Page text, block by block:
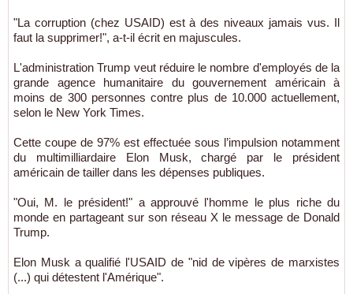
"La corruption (chez USAID) est à des niveaux jamais vus. Il
faut la supprimer!", a-t-il écrit en majuscules.
L'administration Trump veut réduire le nombre d'employés de la
grande agence humanitaire du gouvernement américain à
moins de 300 personnes contre plus de 10.000 actuellement,
selon le New York Times.
Cette coupe de 97% est effectuée sous l’impulsion notamment
du multimilliardaire Elon Musk, chargé par le président
américain de tailler dans les dépenses publiques.
"Oui, M. le président!" a approuvé l'homme le plus riche du
monde en partageant sur son réseau X le message de Donald
Trump.
Elon Musk a qualifié l'USAID de "nid de vipères de marxistes
(...) qui détestent l'Amérique".